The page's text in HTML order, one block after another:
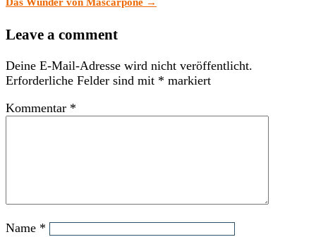
Das Wunder von Mascarpone →
Leave a comment
Deine E-Mail-Adresse wird nicht veröffentlicht.
Erforderliche Felder sind mit * markiert
Kommentar *
Name *